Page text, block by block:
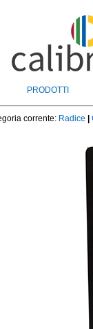
PRODOTTI
corrente: Radice